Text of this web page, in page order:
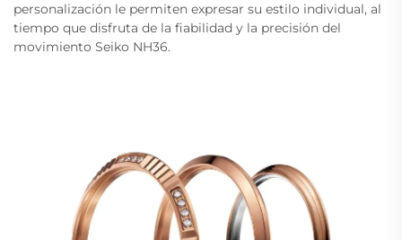
personalización le permiten expresar su estilo individual, al
tiempo que disfruta de la fiabilidad y la precisión del
movimiento Seiko NH36.